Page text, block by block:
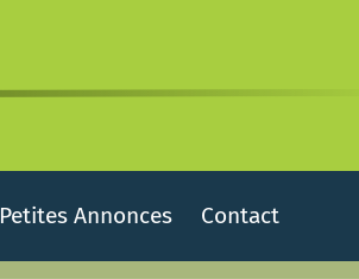
Petites Annonces Contact